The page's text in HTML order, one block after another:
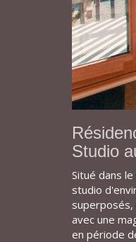
Studio
Situé dans
studio
superposés,
avec une
en période